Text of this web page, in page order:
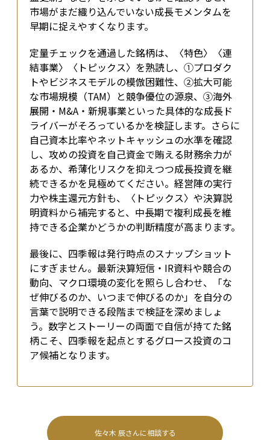
市場がまだ織り込んでいない成長モメンタムを
早期に捉えやすくなります。
定量チェックを通過した銘柄は、〈特色〉〈連
結事業〉〈トピックス〉を熟読し、①プロダク
トやビジネスモデルの模倣困難性、②拡大可能
な市場規模（TAM）と競争優位の源泉、③海外
展開・M&A・新規事業といった具体的な成長ド
ライバー――がそろっているかを検証します。さらに
自己資本比率やネットキャッシュの水準を確認
し、攻めの投資を自己資金で賄える財務余力が
あるか、希薄化リスクを抑えつつ成長投資を継
続できるかを見極めてください。経営陣の実行
力や株主還元方針も、〈トピックス〉や決算説
明資料から補完すると、中長期で複利成長を維
持できる企業かどうかの判断精度が高まります。
最後に、四季報は発行時点のスナップショット
にすぎません。最新決算短信・IR資料や競合の
動向、マクロ環境の変化を照らし合わせ、「な
ぜ伸びるのか、いつまで伸びるのか」を自分の
言葉で説明できる段階まで検証を深めましょ
う。数字とストーリーの両面で自信が持てた銘
柄こそ、四季報を起点とするグロース投資のコ
ア候補となります。
佐々木 辰さんに相談する